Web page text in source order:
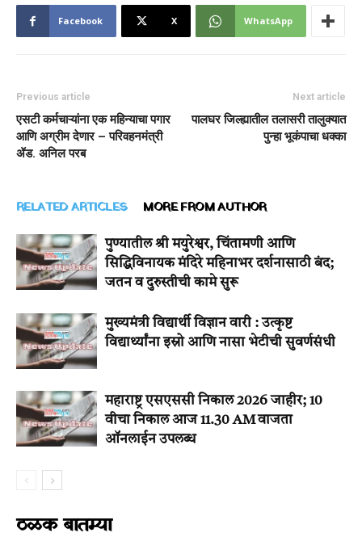
Facebook X WhatsApp
Previous article
एसटी कर्मचाऱ्यांना एक महिन्याचा पगार
आणि अग्रीम देणार – परिवहनमंत्री
ॲड. अनिल परब
Next article
पालघर जिल्ह्यातील तलासरी तालुक्यात
पुन्हा भूकंपाचा धक्का
RELATED ARTICLES MORE FROM AUTHOR
पुण्यातील श्री मयुरेश्वर, चिंतामणी आणि
सिद्धिविनायक मंदिरे महिनाभर दर्शनासाठी बंद;
जतन व दुरुस्तीची कामे सुरू
मुख्यमंत्री विद्यार्थी विज्ञान वारी : उत्कृष्ट
विद्यार्थ्यांना इस्रो आणि नासा भेटीची सुवर्णसंधी
महाराष्ट्र एसएससी निकाल 2026 जाहीर; 10
वीचा निकाल आज 11.30 AM वाजता
ऑनलाईन उपलब्ध
ठळक बातम्या